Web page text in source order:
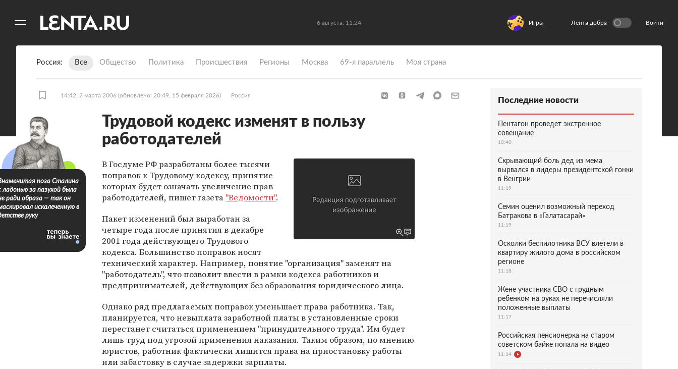
6 августа, 11:24 Игры Лента добра Войти
Россия Все Общество Политика Происшествия Регионы Москва 69-я параллель Моя страна
14:42, 2 марта 2006 (обновлено: 20:49, 15 февраля 2026) Россия
Трудовой кодекс изменят в пользу
работодателей
В Госдуме РФ разработаны более тысячи
поправок к Трудовому кодексу, принятие
которых будет означать увеличение прав
работодателей, пишет газета "Ведомости".
Пакет изменений был выработан за
четыре года после принятия в декабре
2001 года действующего Трудового
кодекса. Большинство поправок носят
технический характер. Например, понятие "организация" заменят на
"работодатель", что позволит ввести в рамки кодекса работников и
предпринимателей, действующих без образования юридического лица.
Однако ряд предлагаемых поправок уменьшает права работника. Так,
планируется, что невыплата заработной платы в установленные сроки
перестанет считаться применением "принудительного труда". Им будет
лишь труд под угрозой применения наказания. Таким образом, по мнению
юристов, работник фактически лишится права на приостановку работы
или забастовку в случае задержки зарплаты.
поза Сталина
ладонью за пазухой была
ради образа — так он
искалеченную в
руку
Последние новости
Пентагон проведет экстренное
совещание
10:40
Скрывающий боль дед из мема
вырвался в лидеры президентской гонки
в Венгрии
11:19
Семин оценил возможный переход
Батракова в «Галатасарай»
11:19
Осколки беспилотника ВСУ влетели в
квартиру жилого дома в российском
регионе
11:18
Жене участника СВО с грудным
ребенком на руках не перечисляли
положенные выплаты
11:17
Российская пенсионерка на старом
советском байке попала на видео
11:14